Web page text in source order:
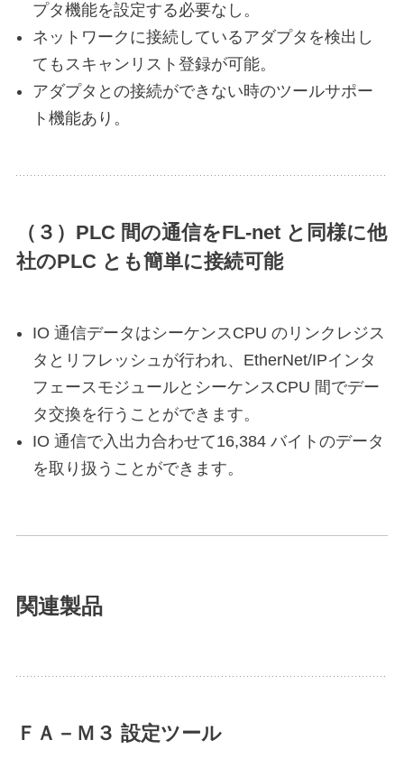
プタ機能を設定する必要なし。
ネットワークに接続しているアダプタを検出し
てもスキャンリスト登録が可能。
アダプタとの接続ができない時のツールサポー
ト機能あり。
（３）PLC 間の通信をFL-net と同様に他
社のPLC とも簡単に接続可能
IO 通信データはシーケンスCPU のリンクレジス
タとリフレッシュが行われ、EtherNet/IPインタ
フェースモジュールとシーケンスCPU 間でデー
タ交換を行うことができます。
IO 通信で入出力合わせて16,384 バイトのデータ
を取り扱うことができます。
関連製品
ＦＡ－Ｍ３ 設定ツール